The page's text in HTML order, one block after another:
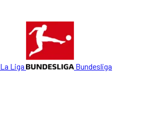
La Liga Bundesliga